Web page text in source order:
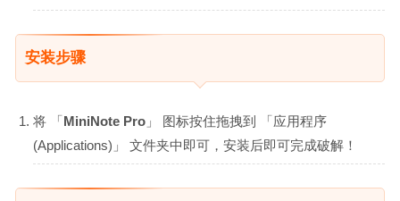
安装步骤
将 「MiniNote Pro 」 图标按住拖拽到 「应用程序
(Applications)」 文件夹中即可，安装后即可完成破解！